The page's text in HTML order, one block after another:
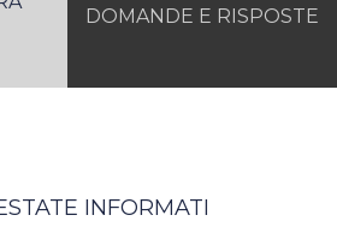
DOMANDE E RISPOSTE
INFORMATI